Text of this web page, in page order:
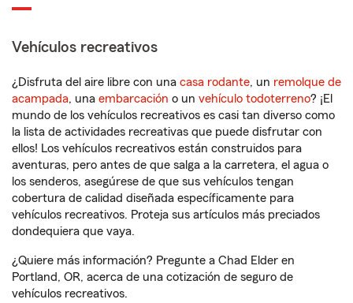
Vehículos recreativos
¿Disfruta del aire libre con una casa rodante, un remolque de
acampada, una embarcación o un vehículo todoterreno? ¡El
mundo de los vehículos recreativos es casi tan diverso como
la lista de actividades recreativas que puede disfrutar con
ellos! Los vehículos recreativos están construidos para
aventuras, pero antes de que salga a la carretera, el agua o
los senderos, asegúrese de que sus vehículos tengan
cobertura de calidad diseñada específicamente para
vehículos recreativos. Proteja sus artículos más preciados
dondequiera que vaya.
¿Quiere más información? Pregunte a Chad Elder en
Portland, OR, acerca de una cotización de seguro de
vehículos recreativos.